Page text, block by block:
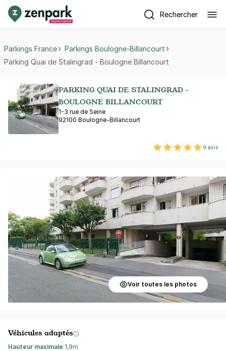
Rechercher
Parkings France
Parkings Boulogne-Billancourt
Parking Quai de Stalingrad - Boulogne Billancourt
PARKING QUAI DE STALINGRAD -
BOULOGNE BILLANCOURT
1-3 rue de Seine
92100 Boulogne-Billancourt
9 avis
Voir toutes les photos
Véhicules adaptés
Hauteur maximale:1,9m